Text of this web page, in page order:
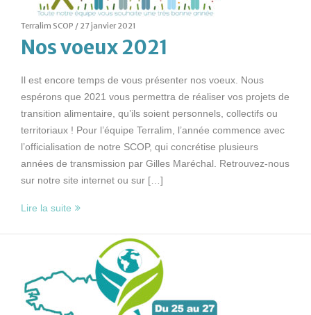
Terralim SCOP / 27 janvier 2021
Nos voeux 2021
Il est encore temps de vous présenter nos voeux. Nous
espérons que 2021 vous permettra de réaliser vos projets de
transition alimentaire, qu’ils soient personnels, collectifs ou
territoriaux ! Pour l’équipe Terralim, l’année commence avec
l’officialisation de notre SCOP, qui concrétise plusieurs
années de transmission par Gilles Maréchal. Retrouvez-nous
sur notre site internet ou sur […]
Lire la suite